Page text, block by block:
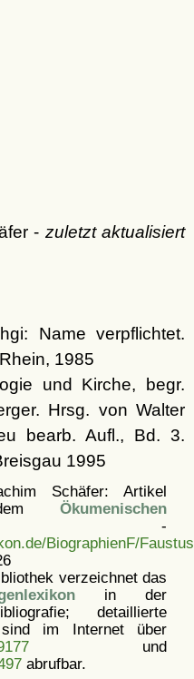
- zuletzt aktualisiert
Name verpflichtet.
1985
und Kirche, begr.
Hrsg. von Walter
bearb. Aufl., Bd. 3.
1995
Schäfer: Artikel
Ökumenischen
BiographienF/
verzeichnet das
in der
detaillierte
sind im Internet über
und
abrufbar.